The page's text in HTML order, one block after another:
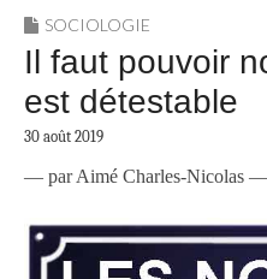
SOCIOLOGIE
Il faut pouvoir
est détestable
30 août 2019
— par Aimé Charles-Nicolas —